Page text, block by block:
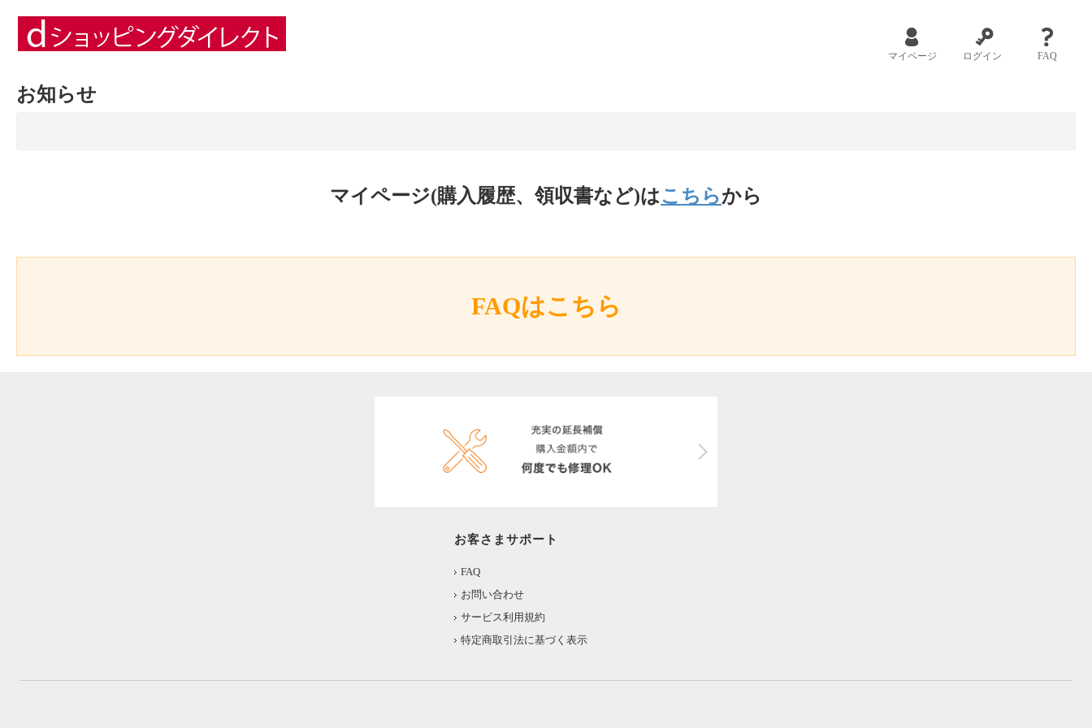
マイページ ログイン FAQ
お知らせ
マイページ(購入履歴、領収書など)はこちらから
FAQはこちら
お客さまサポート
FAQ
お問い合わせ
サービス利用規約
特定商取引法に基づく表示